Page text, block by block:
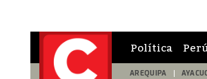
Política
AREQUIPA